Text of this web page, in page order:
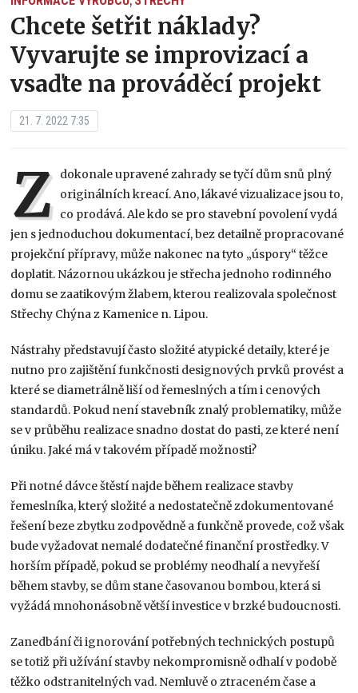
Chcete šetřit náklady?
Vyvarujte se improvizací a
vsaďte na prováděcí projekt
21. 7. 2022 7:35
Z dokonale upravené zahrady se tyčí dům snů plný
originálních kreací. Ano, lákavé vizualizace jsou to,
co prodává. Ale kdo se pro stavební povolení vydá
jen s jednoduchou dokumentací, bez detailně propracované
projekční přípravy, může nakonec na tyto „úspory“ těžce
doplatit. Názornou ukázkou je střecha jednoho rodinného
domu se zaatikovým žlabem, kterou realizovala společnost
Střechy Chýna z Kamenice n. Lipou.
Nástrahy představují často složité atypické detaily, které je
nutno pro zajištění funkčnosti designových prvků provést a
které se diametrálně liší od řemeslných a tím i cenových
standardů. Pokud není stavebník znalý problematiky, může
se v průběhu realizace snadno dostat do pasti, ze které není
úniku. Jaké má v takovém případě možnosti?
Při notné dávce štěstí najde během realizace stavby
řemeslníka, který složité a nedostatečně zdokumentované
řešení beze zbytku zodpovědně a funkčně provede, což však
bude vyžadovat nemalé dodatečné finanční prostředky. V
horším případě, pokud se problémy neodhalí a nevyřeší
během stavby, se dům stane časovanou bombou, která si
vyžádá mnohonásobně větší investice v brzké budoucnosti.
Zanedbání či ignorování potřebných technických postupů
se totiž při užívání stavby nekompromisně odhalí v podobě
těžko odstranitelných vad. Nemluvě o ztraceném čase a